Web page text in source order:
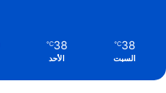
38
℃
السبت
38
℃
الأحد